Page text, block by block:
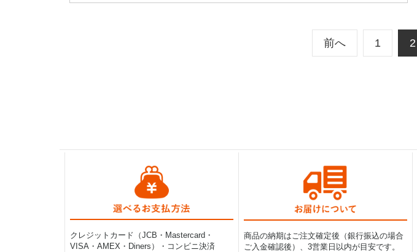
前へ 1 2
クレジットカード（JCB・Mastercard・
VISA・AMEX・Diners）・コンビニ決済
商品の納期はご注文確定後（銀行振込の場合
ご入金確認後）、3営業日以内が目安です。